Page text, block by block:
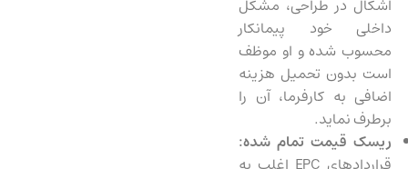
اشکال در طراحی، مشکل
داخلی خود پیمانکار
محسوب شده و او موظف
است بدون تحمیل هزینه
اضافی به کارفرما، آن را
برطرف نماید.
ریسک قیمت تمام شده: